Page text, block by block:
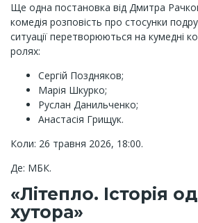
Ще одна постановка від Дмитра
комедія розповість про стосунки
ситуації перетворюються на кумедні
ролях:
Сергій Поздняков;
Марія Шкурко;
Руслан Данильченко;
Анастасія Грищук.
Коли: 26 травня 2026, 18:00.
Де: МБК.
«Літепло. Історія
хутора»